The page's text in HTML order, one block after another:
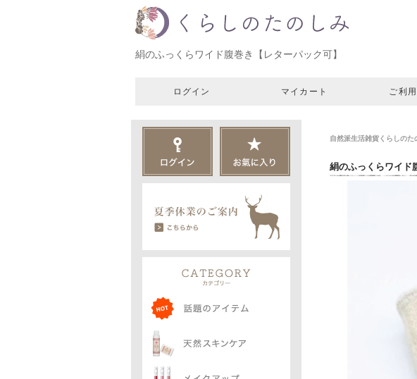
絹のふっくらワイド腹巻き【レターパック可】
ログイン マイカート ご利
自然派生活雑貨くらしのた
絹のふっくらワイド